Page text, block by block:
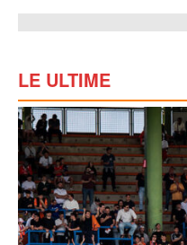
LE ULTIME